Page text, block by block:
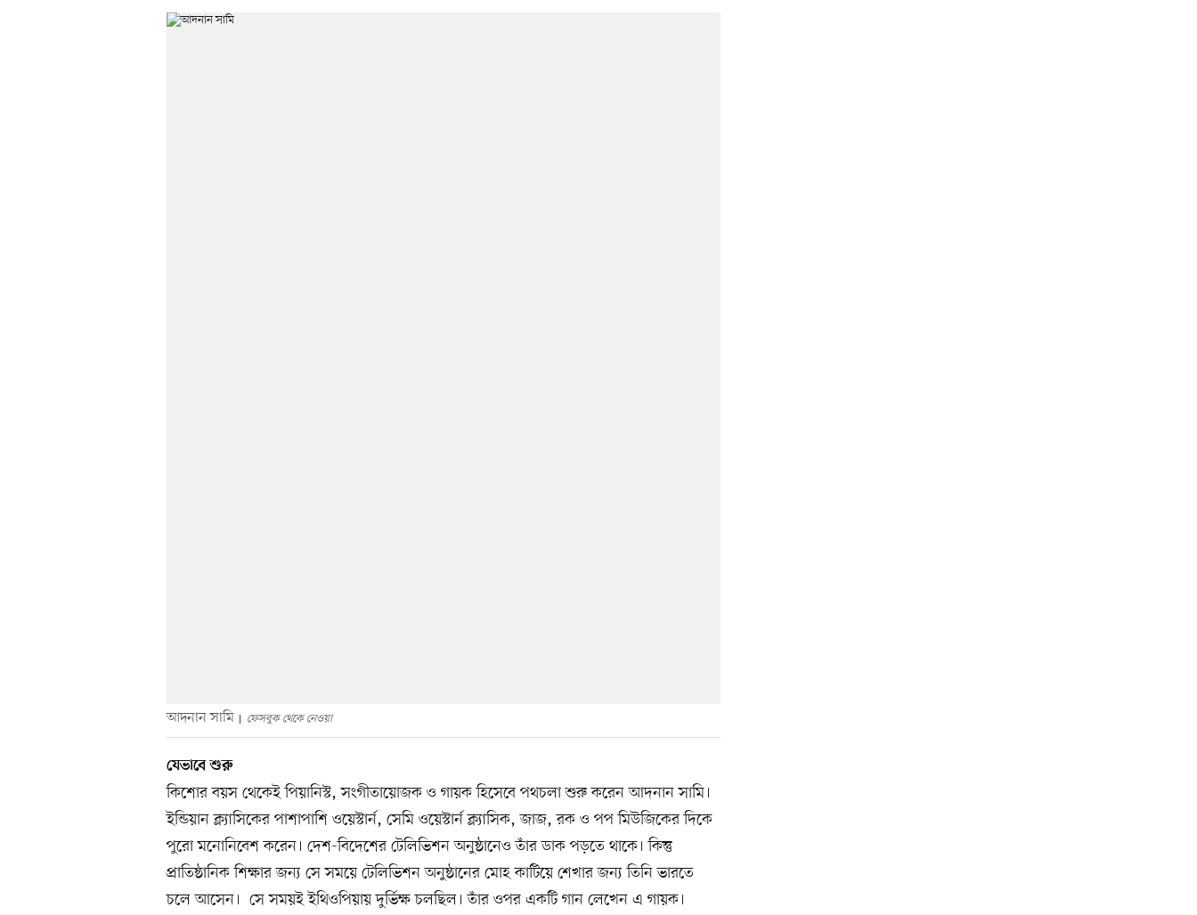
আদনান সামি ফেসবুক থেকে নেওয়া
যেভাবে শুরু
কিশোর বয়স থেকেই পিয়ানিস্ট, সংগীতায়োজক ও গায়ক হিসেবে পথচলা শুরু করেন আদনান সামি।
ইন্ডিয়ান ক্ল্যাসিকের পাশাপাশি ওয়েস্টার্ন, সেমি ওয়েস্টার্ন ক্ল্যাসিক, জাজ, রক ও পপ মিউজিকের দিকে
পুরো মনোনিবেশ করেন। দেশ-বিদেশের টেলিভিশন অনুষ্ঠানেও তাঁর ডাক পড়তে থাকে। কিন্তু
প্রাতিষ্ঠানিক শিক্ষার জন্য সে সময়ে টেলিভিশন অনুষ্ঠানের মোহ কাটিয়ে শেখার জন্য তিনি ভারতে
চলে আসেন। সে সময়ই ইথিওপিয়ায় দুর্ভিক্ষ চলছিল। তাঁর ওপর একটি গান লেখেন এ গায়ক।